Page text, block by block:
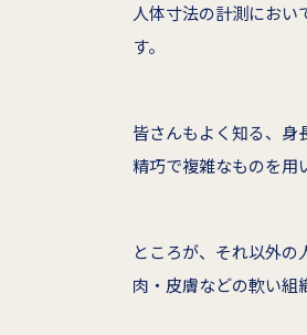
人体寸法の計測におい
す。
皆さんもよく知る、身
精巧で複雑なものを用
ところが、それ以外
肉・皮膚などの軟い組